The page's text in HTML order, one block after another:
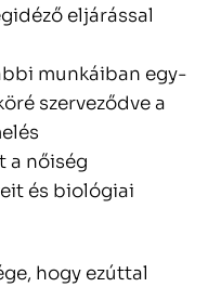
eljárással
munkáiban egy-
szerveződve a
a nőiség
és biológiai
hogy ezúttal